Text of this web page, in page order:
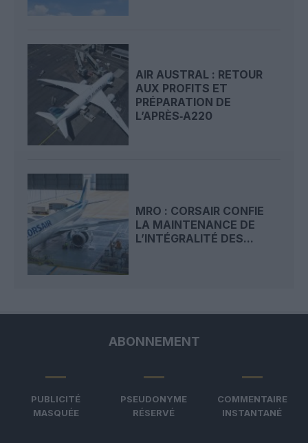
AIR AUSTRAL : RETOUR
AUX PROFITS ET
PRÉPARATION DE
L’APRÈS‑A220
MRO : CORSAIR CONFIE
LA MAINTENANCE DE
L’INTÉGRALITÉ DES...
ABONNEMENT
PUBLICITÉ
MASQUÉE
PSEUDONYME
RÉSERVÉ
COMMENTAIRE
INSTANTANÉ